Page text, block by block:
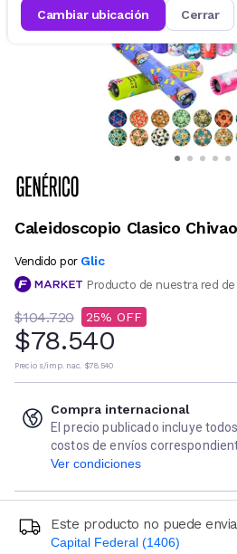
cambiar ubicación cerrar
Caleidoscopio Clasico
Vendido por Glic
Producto de nuestra red
$104.720 25
$78.540
Precio s/imp. nac. $78.540
Compra internacional
El precio publicado incluye
costos de envíos
Ver condiciones
Este producto no puede
Capital Federal (1406)